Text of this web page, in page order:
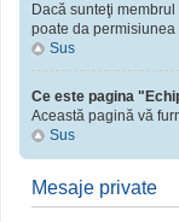
Dacă sunteţi
poate da
Sus
Ce este pagina
Această pagină vă
Sus
Mesaje private